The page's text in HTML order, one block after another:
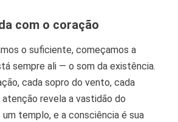
com o coração
o suficiente, começamos a
sempre ali — o som da existência.
cada sopro do vento, cada
revela a vastidão do
templo, e a consciência é sua